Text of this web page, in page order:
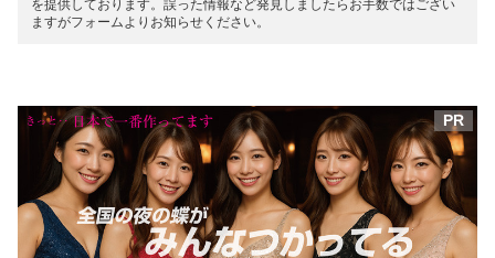
を提供しております。誤った情報など発見しましたらお手数ではござい
ますがフォームよりお知らせください。
PR